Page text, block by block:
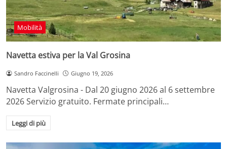
Mobilità
Navetta estiva per la Val Grosina
Sandro Faccinelli Giugno 19, 2026
Navetta Valgrosina - Dal 20 giugno 2026 al 6 settembre
2026 Servizio gratuito. Fermate principali…
Leggi di più